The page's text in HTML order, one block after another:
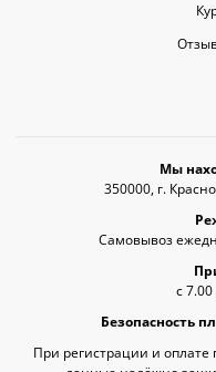
Мы
350000, г.
Самовывоз
с
Безопасность
При регистрации и